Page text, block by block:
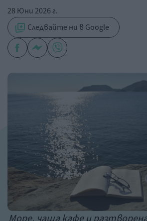
28 Юни 2026 г.
Следвайте ни в Google